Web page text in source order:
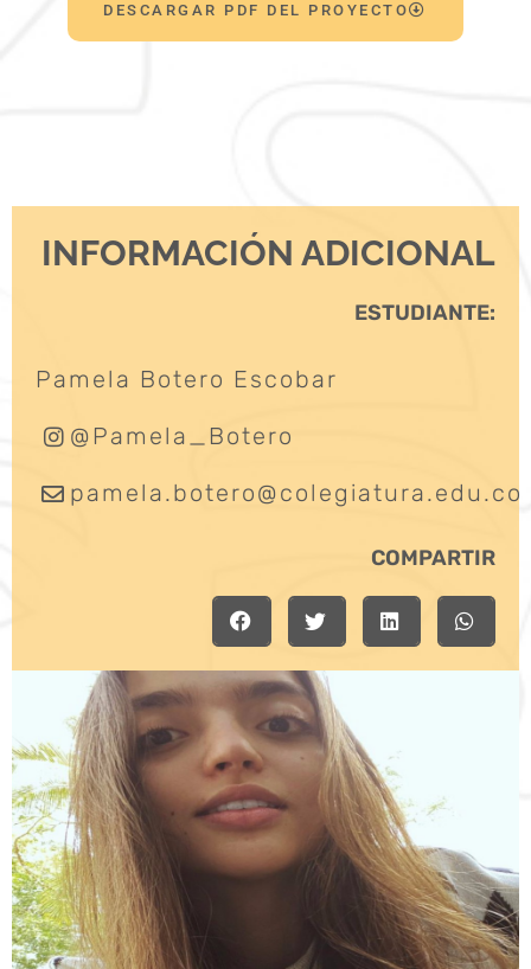
DESCARGAR PDF DEL PROYECTO
INFORMACIÓN ADICIONAL
ESTUDIANTE:
Pamela Botero Escobar
@Pamela_Botero
pamela.botero@colegiatura.edu.co
COMPARTIR